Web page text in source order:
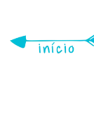
main
content